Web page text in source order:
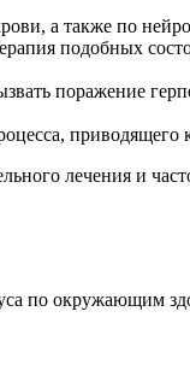
а также по
подобных
поражение
приводящего
лечения и
по окружающим